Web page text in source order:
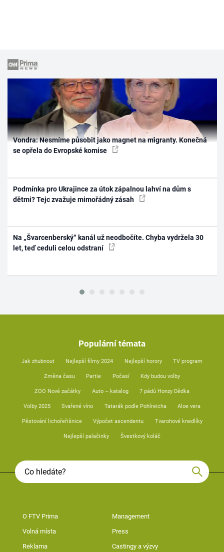
Vondra: Nesmíme působit jako magnet na migranty. Konečná
se opřela do Evropské komise
Podmínka pro Ukrajince za útok zápalnou lahví na dům s
dětmi? Tejc zvažuje mimořádný zásah
Na „Švarcenberský“ kanál už neodbočíte. Chyba vydržela 30
let, teď ceduli celou odstraní
Populární témata
Jak zhubnout Nejlepší filmy 2024 Nejlepší horory TV program
Změna času Partie Počasí Kdy budou volby
ZOO Nové začátky Auto – katalog 7 pádů Honzy Dědka
Volby 2025 Svařené víno Tatarák podle Pohlreicha Aloe vera
Pěstování lichořeřišnice Výpočet ascendentu Tvarohové knedlíky
Nejlepší palačinky Švestkový koláč
O FTV Prima Management
Volná místa Press
Reklama Castingy a výzvy